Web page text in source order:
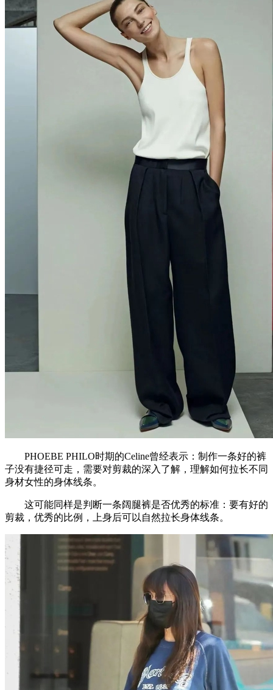
PHOEBE PHILO时期的Celine曾经表示：制作一条好的裤
子没有捷径可走，需要对剪裁的深入了解，理解如何拉长不同
身材女性的身体线条。
这可能同样是判断一条阔腿裤是否优秀的标准：要有好的
剪裁，优秀的比例，上身后可以自然拉长身体线条。